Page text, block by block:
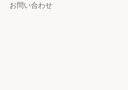
お問い合わせ